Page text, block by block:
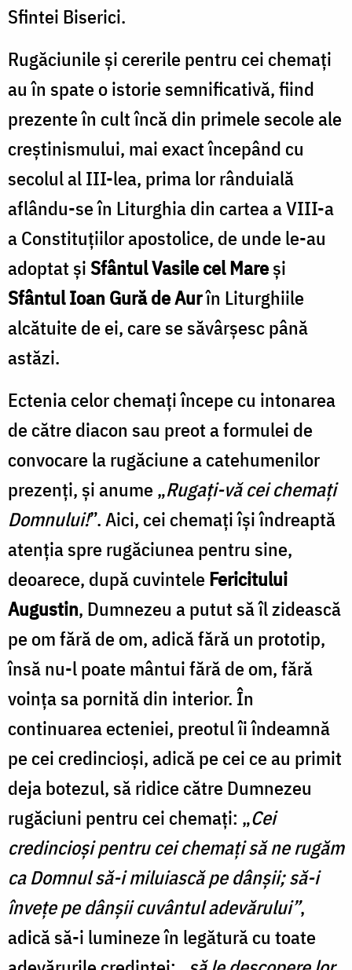
Sfintei Biserici.
Rugăciunile și cererile pentru cei chemați
au în spate o istorie semnificativă, fiind
prezente în cult încă din primele secole ale
creștinismului, mai exact începând cu
secolul al III-lea, prima lor rânduială
aflându-se în Liturghia din cartea a VIII-a
a Constituțiilor apostolice, de unde le-au
adoptat șiSfântul Vasile cel Mareși
Sfântul Ioan Gură de Aurîn Liturghiile
alcătuite de ei, care se săvârșesc până
astăzi.
Ectenia celor chemați începe cu intonarea
de către diacon sau preot a formulei de
convocare la rugăciune a catehumenilor
prezenți, și anume „Rugați-vă cei chemați
Domnului!”. Aici, cei chemați își îndreaptă
atenția spre rugăciunea pentru sine,
deoarece, după cuvinteleFericitului
Augustin, Dumnezeu a putut să îl zidească
pe om fără de om, adică fără un prototip,
însă nu-l poate mântui fără de om, fără
voința sa pornită din interior. În
continuarea ecteniei, preotul îi îndeamnă
pe cei credincioși, adică pe cei ce au primit
deja botezul, să ridice către Dumnezeu
rugăciuni pentru cei chemați: „Cei
credincioși pentru cei chemați să ne rugăm
ca Domnul să-i miluiască pe dânșii; să-i
învețe pe dânșii cuvântul adevărului”,
adică să-i lumineze în legătură cu toate